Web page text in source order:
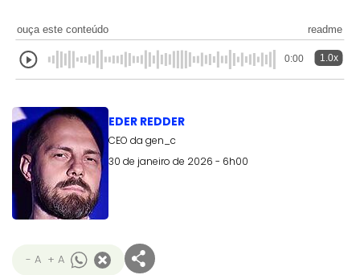
ouça este conteúdo readme
0:00 1.0x
EDER REDDER
CEO da gen_c
30 de janeiro de 2026 - 6h00
- A + A